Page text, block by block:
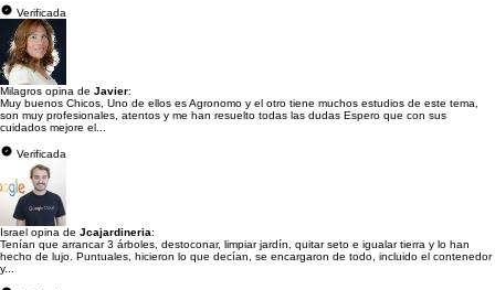
Verificada
Milagros opina de Javier:
Muy buenos Chicos, Uno de ellos es Agronomo y el otro tiene muchos estudios de este tema,
son muy profesionales, atentos y me han resuelto todas las dudas Espero que con sus
cuidados mejore el...
Verificada
Israel opina de Jcajardineria:
Tenían que arrancar 3 árboles, destoconar, limpiar jardín, quitar seto e igualar tierra y lo han
hecho de lujo. Puntuales, hicieron lo que decían, se encargaron de todo, incluido el contenedor
y...